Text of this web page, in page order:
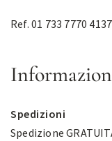
Ref. 01 733 7770
Spedizioni
Spedizione